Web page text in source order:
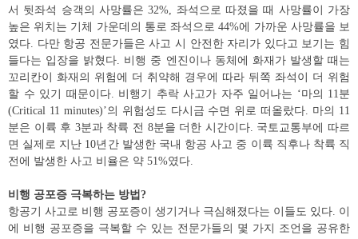
서 뒷좌석 승객의 사망률은 32%, 좌석으로 따졌을 때 사망률이 가장
높은 위치는 기체 가운데의 통로 좌석으로 44%에 가까운 사망률을 보
였다. 다만 항공 전문가들은 사고 시 안전한 자리가 있다고 보기는 힘
들다는 입장을 밝혔다. 비행 중 엔진이나 동체에 화재가 발생할 때는
꼬리칸이 화재의 위험에 더 취약해 경우에 따라 뒤쪽 좌석이 더 위험
할 수 있기 때문이다. 비행기 추락 사고가 자주 일어나는 ‘마의 11분
(Critical 11 minutes)’의 위험성도 다시금 수면 위로 떠올랐다. 마의 11
분은 이륙 후 3분과 착륙 전 8분을 더한 시간이다. 국토교통부에 따르
면 실제로 지난 10년간 발생한 국내 항공 사고 중 이륙 직후나 착륙 직
전에 발생한 사고 비율은 약 51%였다.
비행 공포증 극복하는 방법?
항공기 사고로 비행 공포증이 생기거나 극심해졌다는 이들도 있다. 이
에 비행 공포증을 극복할 수 있는 전문가들의 몇 가지 조언을 공유한